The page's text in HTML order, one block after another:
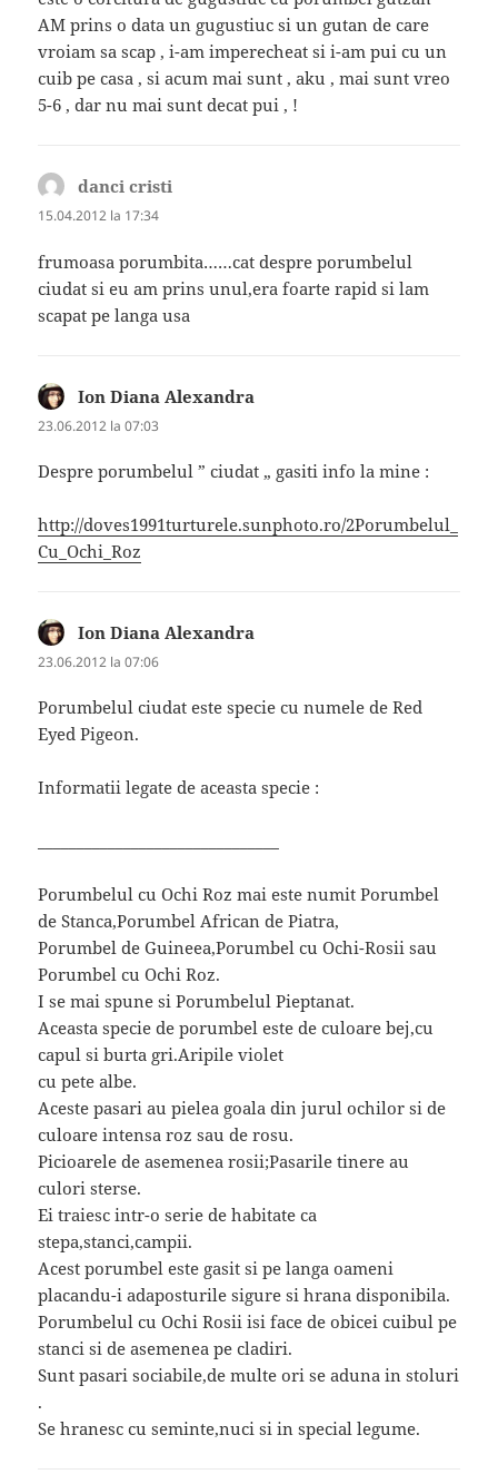
AM prins o data un gugustiuc si un gutan de care
vroiam sa scap , i-am imperecheat si i-am pui cu un
cuib pe casa , si acum mai sunt , aku , mai sunt vreo
5-6 , dar nu mai sunt decat pui , !
danci cristi
15.04.2012 la 17:34
frumoasa porumbita……cat despre porumbelul
ciudat si eu am prins unul,era foarte rapid si lam
scapat pe langa usa
Ion Diana Alexandra
23.06.2012 la 07:03
Despre porumbelul ” ciudat „ gasiti info la mine :
http://doves1991turturele.sunphoto.ro/2Porumbelul_
Cu_Ochi_Roz
Ion Diana Alexandra
23.06.2012 la 07:06
Porumbelul ciudat este specie cu numele de Red
Eyed Pigeon.
Informatii legate de aceasta specie :
Porumbelul cu Ochi Roz mai este numit Porumbel
de Stanca,Porumbel African de Piatra,
Porumbel de Guineea,Porumbel cu Ochi-Rosii sau
Porumbel cu Ochi Roz.
I se mai spune si Porumbelul Pieptanat.
Aceasta specie de porumbel este de culoare bej,cu
capul si burta gri.Aripile violet
cu pete albe.
Aceste pasari au pielea goala din jurul ochilor si de
culoare intensa roz sau de rosu.
Picioarele de asemenea rosii;Pasarile tinere au
culori sterse.
Ei traiesc intr-o serie de habitate ca
stepa,stanci,campii.
Acest porumbel este gasit si pe langa oameni
placandu-i adaposturile sigure si hrana disponibila.
Porumbelul cu Ochi Rosii isi face de obicei cuibul pe
stanci si de asemenea pe cladiri.
Sunt pasari sociabile,de multe ori se aduna in stoluri
.
Se hranesc cu seminte,nuci si in special legume.